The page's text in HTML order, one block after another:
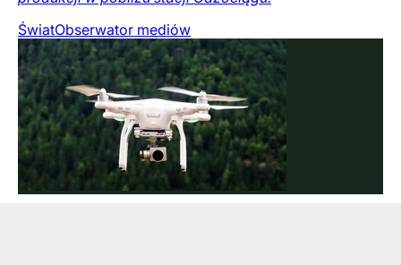
ŚwiatObserwator mediów